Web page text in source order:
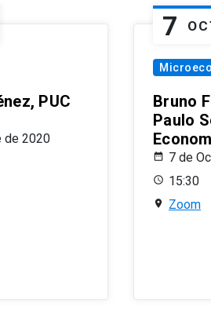
PUC
de 2020
7
Bruno
Paulo
7 de
15:30
Zoom